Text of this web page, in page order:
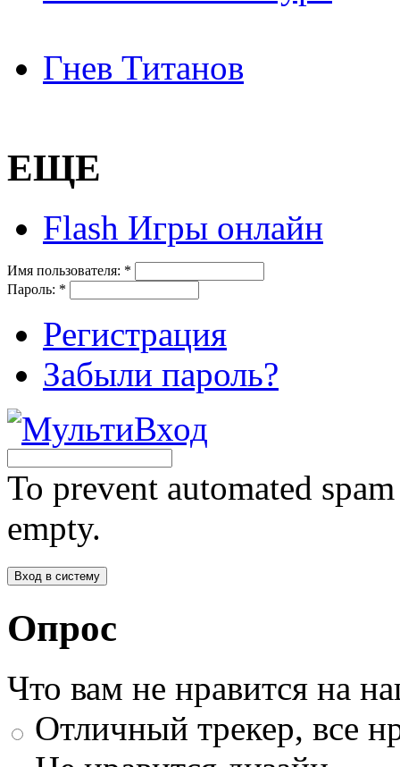
Гнев Титанов
ЕЩЕ
Flash Игры онлайн
Имя пользователя: *
Пароль: *
Регистрация
Забыли пароль?
To prevent automated
empty.
Опрос
Что вам не нравится на
Отличный трекер, все